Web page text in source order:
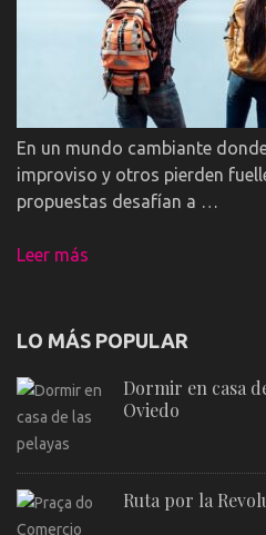
En un mundo cambiante
improviso y otros pierden
propuestas desafían a …
Leer más
LO MÁS POPULAR
Dormir en casa
Oviedo
Ruta por la